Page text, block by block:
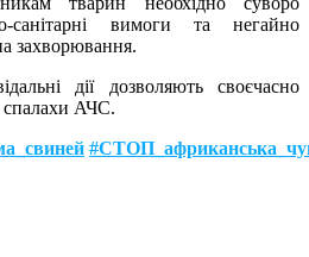
санітарні вимоги та негайно
захворювання.
дії дозволяють своєчасно
спалахи АЧС.